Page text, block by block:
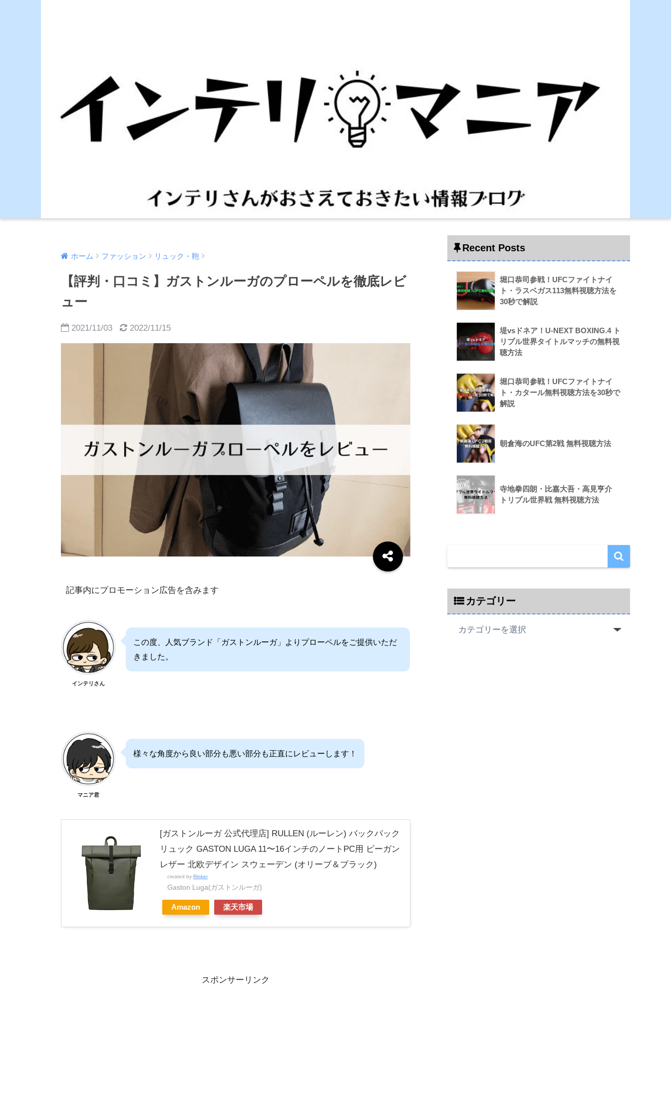
ホーム ファッション リュック・鞄
【評判・口コミ】ガストンルーガのプローペルを徹底レビ
ュー
2021/11/03 2022/11/15
記事内にプロモーション広告を含みます
インテリさん
この度、人気ブランド「ガストンルーガ」よりプローペルをご提供いただ
きました。
マニア君
様々な角度から良い部分も悪い部分も正直にレビューします！
[ガストンルーガ 公式代理店] RULLEN (ルーレン) バックパック
リュック GASTON LUGA 11〜16インチのノートPC用 ビーガン
レザー 北欧デザイン スウェーデン (オリーブ＆ブラック)
created by Rinker
Gaston Luga(ガストンルーガ)
Amazon 楽天市場
スポンサーリンク
Recent Posts
堀口恭司参戦！UFCファイトナイ
ト・ラスベガス113無料視聴方法を
30秒で解説
堤vsドネア！U-NEXT BOXING.4 ト
リプル世界タイトルマッチの無料視
聴方法
堀口恭司参戦！UFCファイトナイ
ト・カタール無料視聴方法を30秒で
解説
朝倉海のUFC第2戦 無料視聴方法
寺地拳四朗・比嘉大吾・高見亨介
トリプル世界戦 無料視聴方法
カテゴリー